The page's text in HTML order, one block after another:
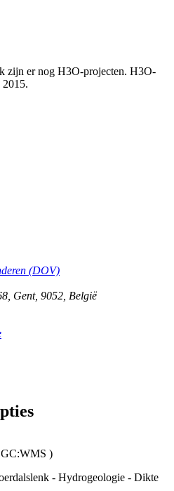
zijn er nog H3O-projecten. H3O-
2015.
(DOV)
, Gent, 9052, België
)
- Hydrogeologie - Dikte